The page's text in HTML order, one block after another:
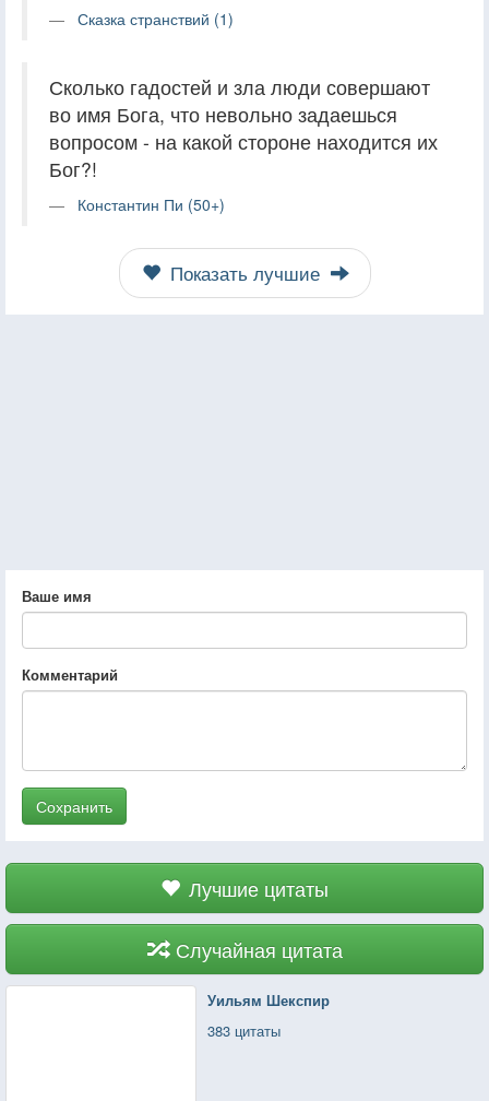
Сказка странствий (1)
Сколько гадостей и зла люди совершают
во имя Бога, что невольно задаешься
вопросом - на какой стороне находится их
Бог?!
Константин Пи (50+)
Показать лучшие
Ваше имя
Комментарий
Сохранить
Лучшие цитаты
Случайная цитата
Уильям Шекспир
383 цитаты